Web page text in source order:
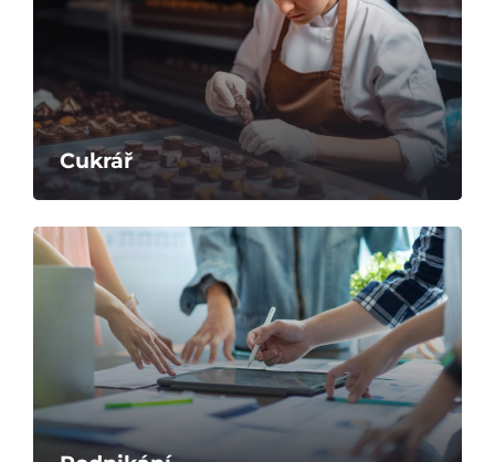
Studium
Foto
Video a audio
Virtuální prohlídka
Kontakty
Cukrář